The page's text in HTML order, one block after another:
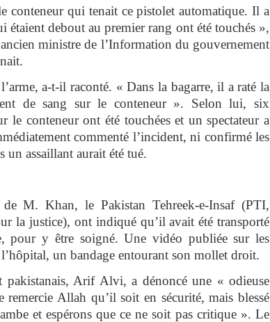
conteneur qui tenait ce pistolet automatique. Il a
étaient debout au premier rang ont été touchés »,
ministre de l’Information du gouvernement
a-t-il raconté. « Dans la bagarre, il a raté la
de sang sur le conteneur ». Selon lui, six
le conteneur ont été touchées et un spectateur a
commenté l’incident, ni confirmé les
un assaillant aurait été tué.
M. Khan, le Pakistan Tehreek-e-Insaf (PTI,
la justice), ont indiqué qu’il avait été transporté
pour y être soigné. Une vidéo publiée sur les
un bandage entourant son mollet droit.
pakistanais, Arif Alvi, a dénoncé une « odieuse
remercie Allah qu’il soit en sécurité, mais blessé
et espérons que ce ne soit pas critique ». Le